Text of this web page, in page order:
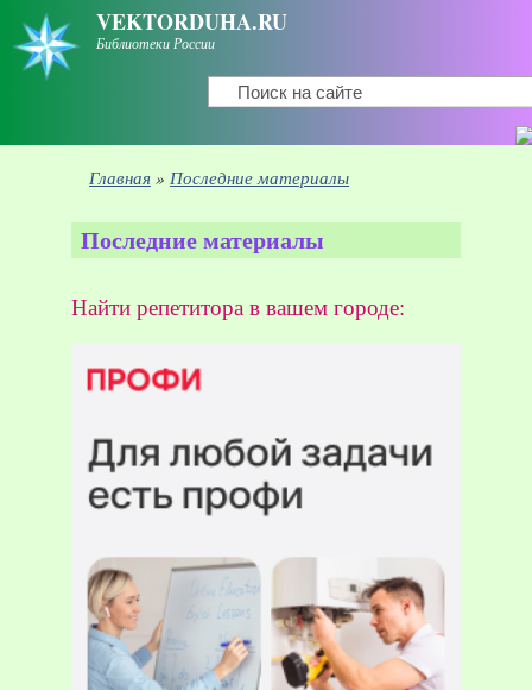
Перейти к основному содержанию
VEKTORDUHA.RU
Библиотеки России
Форма поиска
Поиск
Вы здесь
Главная » Последние материалы
Последние материалы
Найти репетитора в вашем городе: